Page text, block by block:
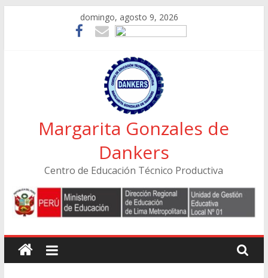
domingo, agosto 9, 2026
Margarita Gonzales de
Dankers
Centro de Educación Técnico Productiva